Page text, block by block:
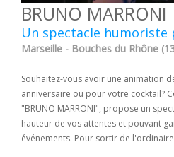
BRUNO MARRONI
Un spectacle humoriste
Marseille - Bouches du Rhône
Souhaitez-vous avoir une animation
anniversaire ou pour votre cocktail?
"BRUNO MARRONI", propose un
hauteur de vos attentes et pouvant
événements. Pour sortir de l'ordinaire